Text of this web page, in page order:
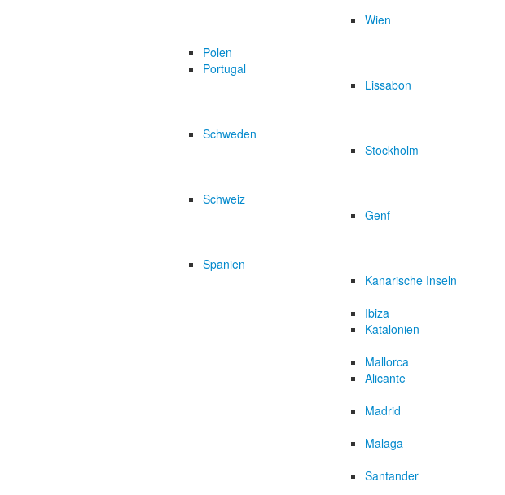
Wien
Polen
Portugal
Lissabon
Schweden
Stockholm
Schweiz
Genf
Spanien
Kanarische Inseln
Ibiza
Katalonien
Mallorca
Alicante
Madrid
Malaga
Santander